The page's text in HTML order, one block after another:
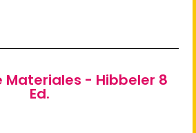
Materiales - Hibbeler 8
Ed.